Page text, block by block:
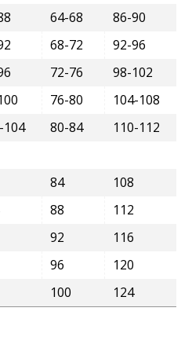
64-68
86-90
68-72
92-96
72-76
98-102
76-80
104-108
104 80-84
110-112
84
108
88
112
92
116
96
120
100 124